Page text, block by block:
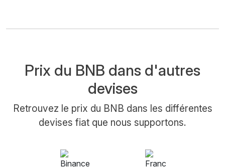
Prix du BNB dans d'autres
devises
Retrouvez le prix du BNB dans les différentes
devises fiat que nous supportons.